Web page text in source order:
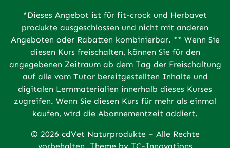
*Dieses Angebot ist für fit-crock und Herbavet
produkte ausgeschlossen und nicht mit anderen
Angeboten oder Rabatten kombinierbar. ** Wenn Sie
diesen Kurs freischalten, können Sie für den
angegebenen Zeitraum ab dem Tag der Freischaltung
auf alle vom Tutor bereitgestellten Inhalte und
digitalen Lernmaterialien innerhalb dieses Kurses
zugreifen. Wenn Sie diesen Kurs für mehr als einmal
kaufen, wird die Abonnementzeit addiert.
© 2026 cdVet Naturprodukte – Alle Rechte